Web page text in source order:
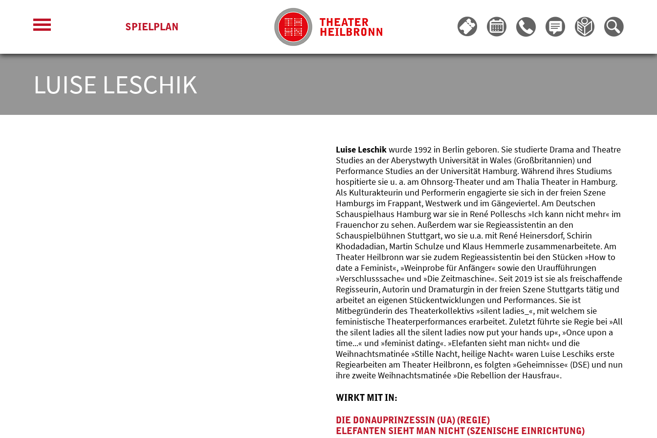
SPIELPLAN
LUISE LESCHIK
Luise Leschikwurde 1992 in Berlin geboren. Sie studierte Drama and Theatre
Studies an der Aberystwyth Universität in Wales (Großbritannien) und
Performance Studies an der Universität Hamburg. Während ihres Studiums
hospitierte sie u. a. am Ohnsorg-Theater und am Thalia Theater in Hamburg.
Als Kulturakteurin und Performerin engagierte sie sich in der freien Szene
Hamburgs im Frappant, Westwerk und im Gängeviertel. Am Deutschen
Schauspielhaus Hamburg war sie in René Polleschs »Ich kann nicht mehr« im
Frauenchor zu sehen. Außerdem war sie Regieassistentin an den
Schauspielbühnen Stuttgart, wo sie u.a. mit René Heinersdorf, Schirin
Khodadadian, Martin Schulze und Klaus Hemmerle zusammenarbeitete. Am
Theater Heilbronn war sie zudem Regieassistentin bei den Stücken »How to
date a Feminist«, »Weinprobe für Anfänger« sowie den Uraufführungen
»Verschlusssache« und »Die Zeitmaschine«. Seit 2019 ist sie als freischaffende
Regisseurin, Autorin und Dramaturgin in der freien Szene Stuttgarts tätig und
arbeitet an eigenen Stückentwicklungen und Performances. Sie ist
Mitbegründerin des Theaterkollektivs »silent ladies_«, mit welchem sie
feministische Theaterperformances erarbeitet. Zuletzt führte sie Regie bei »All
the silent ladies all the silent ladies now put your hands up«, »Once upon a
time...« und »feminist dating«. »Elefanten sieht man nicht« und die
Weihnachtsmatinée »Stille Nacht, heilige Nacht« waren Luise Leschiks erste
Regiearbeiten am Theater Heilbronn, es folgten »Geheimnisse« (DSE) und nun
ihre zweite Weihnachtsmatinée »Die Rebellion der Hausfrau«.
WIRKT MIT IN:
DIE DONAUPRINZESSIN (UA) (REGIE)
ELEFANTEN SIEHT MAN NICHT (SZENISCHE EINRICHTUNG)